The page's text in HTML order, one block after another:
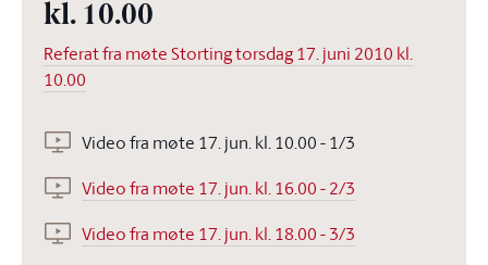
kl. 10.00
Referat fra møte Storting torsdag 17. juni 2010 kl.
10.00
Video fra møte 17. jun. kl. 10.00 - 1/3
Video fra møte 17. jun. kl. 16.00 - 2/3
Video fra møte 17. jun. kl. 18.00 - 3/3